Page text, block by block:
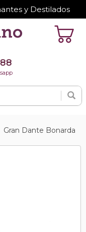
y Destilados
Gran Dante Bonarda